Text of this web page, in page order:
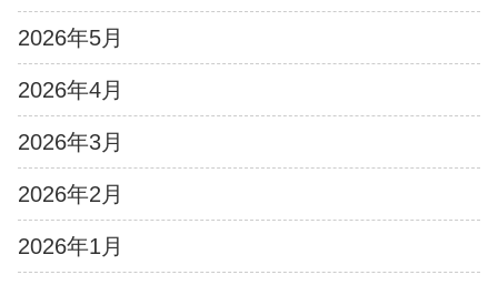
2026年5月
2026年4月
2026年3月
2026年2月
2026年1月